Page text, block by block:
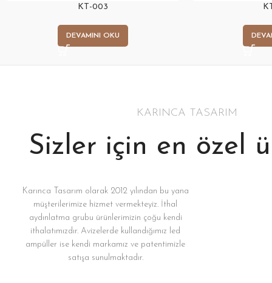
KT-003
DEVAMINI OKU
KARINCA TASARIM
Sizler için en özel
Karınca Tasarım olarak 2012 yılından bu yana
müşterilerimize hizmet vermekteyiz. İthal
aydınlatma grubu ürünlerimizin çoğu kendi
ithalatımızdır. Avizelerde kullandığımız led
ampüller ise kendi markamız ve patentimizle
satışa sunulmaktadır.